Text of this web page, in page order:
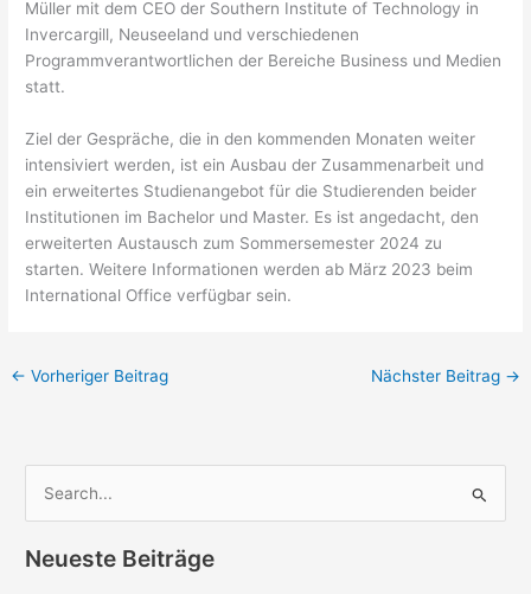
Müller mit dem CEO der Southern Institute of Technology in
Invercargill, Neuseeland und verschiedenen
Programmverantwortlichen der Bereiche Business und Medien
statt.
Ziel der Gespräche, die in den kommenden Monaten weiter
intensiviert werden, ist ein Ausbau der Zusammenarbeit und
ein erweitertes Studienangebot für die Studierenden beider
Institutionen im Bachelor und Master. Es ist angedacht, den
erweiterten Austausch zum Sommersemester 2024 zu
starten. Weitere Informationen werden ab März 2023 beim
International Office verfügbar sein.
← Vorheriger Beitrag Nächster Beitrag →
Neueste Beiträge